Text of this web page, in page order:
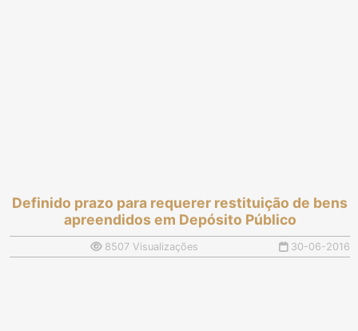
Definido prazo para requerer restituição de bens
apreendidos em Depósito Público
8507 Visualizações 30-06-2016